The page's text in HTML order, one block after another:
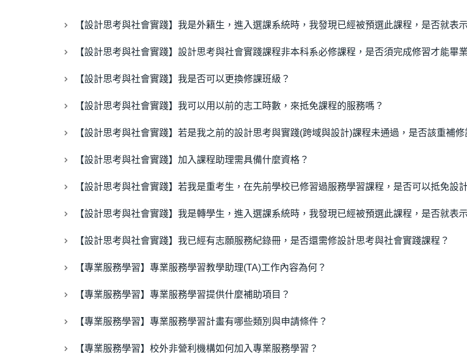
【設計思考與社會實踐】我是外籍生，進入選課系統時，我發現已經被預選此課程，是否就表
【設計思考與社會實踐】設計思考與社會實踐課程非本科系必修課程，是否須完成修習才能畢
【設計思考與社會實踐】我是否可以更換修課班級？
【設計思考與社會實踐】我可以用以前的志工時數，來抵免課程的服務嗎？
【設計思考與社會實踐】若是我之前的設計思考與實踐(跨域與設計)課程未通過，是否該重補
【設計思考與社會實踐】加入課程助理需具備什麼資格？
【設計思考與社會實踐】若我是重考生，在先前學校已修習過服務學習課程，是否可以抵免設
【設計思考與社會實踐】我是轉學生，進入選課系統時，我發現已經被預選此課程，是否就表
【設計思考與社會實踐】我已經有志願服務紀錄冊，是否還需修設計思考與社會實踐課程？
【專業服務學習】專業服務學習教學助理(TA)工作內容為何？
【專業服務學習】專業服務學習提供什麼補助項目？
【專業服務學習】專業服務學習計畫有哪些類別與申請條件？
【專業服務學習】校外非營利機構如何加入專業服務學習？